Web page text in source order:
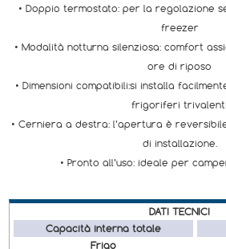
• Doppio termostato: per la regolazione
freezer
• Modalità notturna silenziosa: comfort
ore di riposo
• Dimensioni compatibili:si installa
frigoriferi trivalenti
• Cerniera a destra: l’apertura è
di installazione.
• Pronto all’uso: ideale per
DATI TECNICI
Capacità interna totale
Frigo